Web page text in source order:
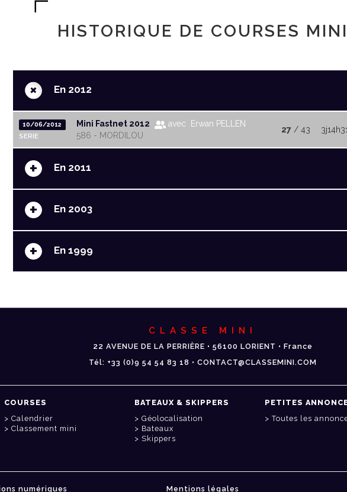
HISTORIQUE DE COURSES MINI
+ En 2012
10/06/2012
SERIE
Mini Fastnet 2012
avec Erwan PELLEN
586 - MORDILOU
27 / 43
+ En 2011
+ En 2003
+ En 1999
CLASSE MINI
22 AVENUE DE LA PERRIÈRE • 56100 LORIENT • France
Tél: +33 (0)9 54 54 83 18 • CONTACT@CLASSEMINI.COM
COURSES
Calendrier
Classement mini
BATEAUX & SKIPPERS
Géolocalisation
Bateaux
Skippers
PETITES
Toutes les
numériques Mentions légales